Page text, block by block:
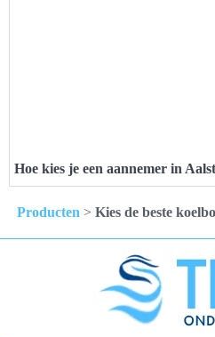
Hoe kies je een aannemer in
Producten > Kies de beste